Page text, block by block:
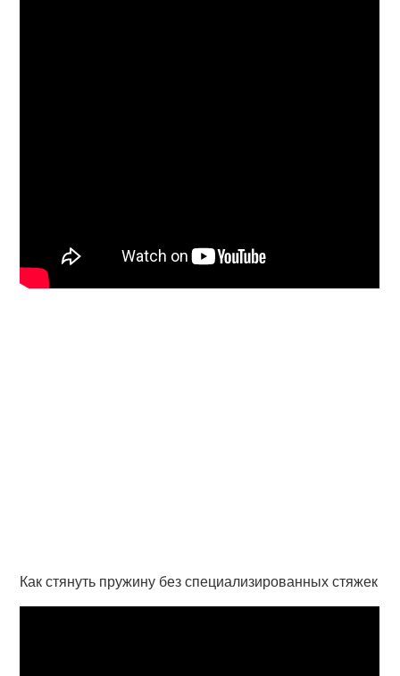
Как стянуть пружину без специализированных стяжек